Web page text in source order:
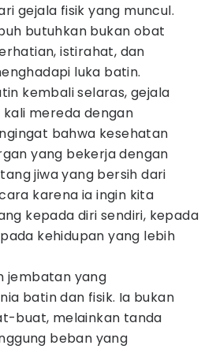
gejala fisik yang muncul.
butuhkan bukan obat
istirahat, dan
luka batin.
kembali selaras, gejala
mereda dengan
bahwa kesehatan
yang bekerja dengan
jiwa yang bersih dari
karena ia ingin kita
kepada diri sendiri, kepada
kehidupan yang lebih
jembatan yang
batin dan fisik. Ia bukan
buat, melainkan tanda
beban yang